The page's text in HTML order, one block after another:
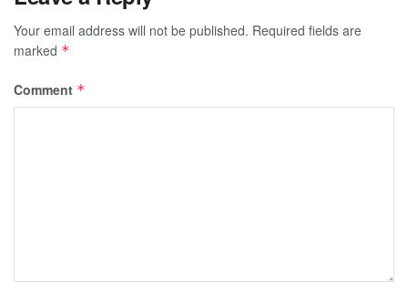
Your email address will not be published. Required fields are
marked *
Comment *